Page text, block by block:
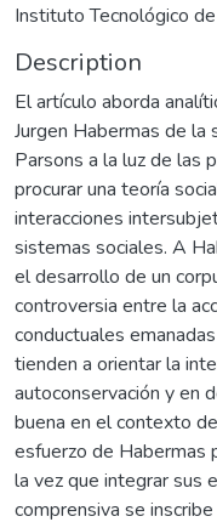
Instituto Tecnológico
Description
El artículo aborda
Jurgen Habermas de
Parsons a la luz de las
procurar una teoría
interacciones
sistemas sociales. A
el desarrollo de un
controversia entre la
conductuales
tienden a orientar la
autoconservación y en
buena en el contexto
esfuerzo de Habermas
la vez que integrar sus
comprensiva se